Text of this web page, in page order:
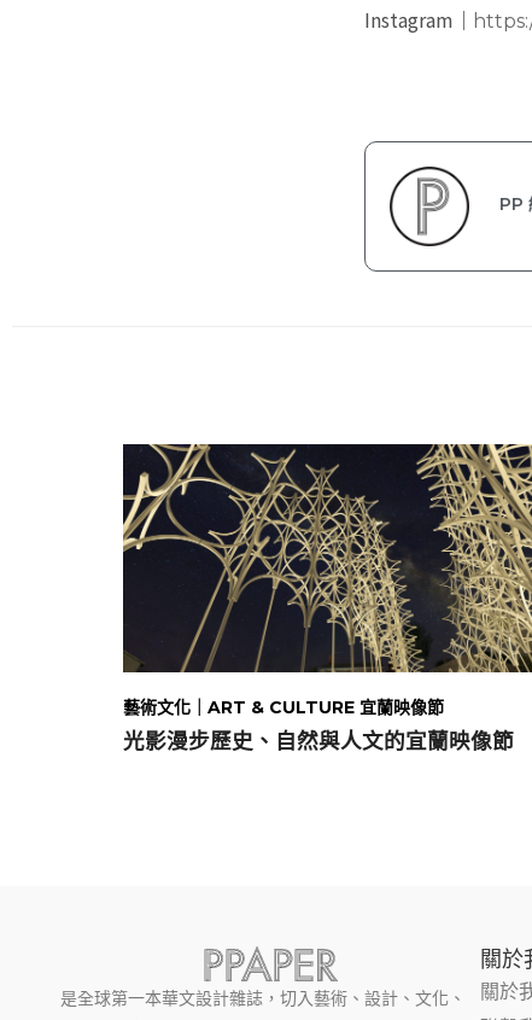
Instagram｜
PP
藝術文化｜ART & CULTURE 宜蘭映像節
光影漫步歷史、自然與人文的宜蘭映像節
是全球第一本華文設計雜誌，切入藝術、設計、文化、
關於
關於